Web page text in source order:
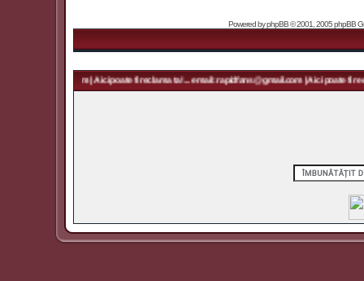
Powered byphpBB© 2001, 2005 phpBB
| Aici poate fi reclama ta! ... email: rapidfans@gmail.com | Aici poate fi